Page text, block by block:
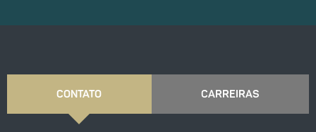
CONTATO CARREIRAS